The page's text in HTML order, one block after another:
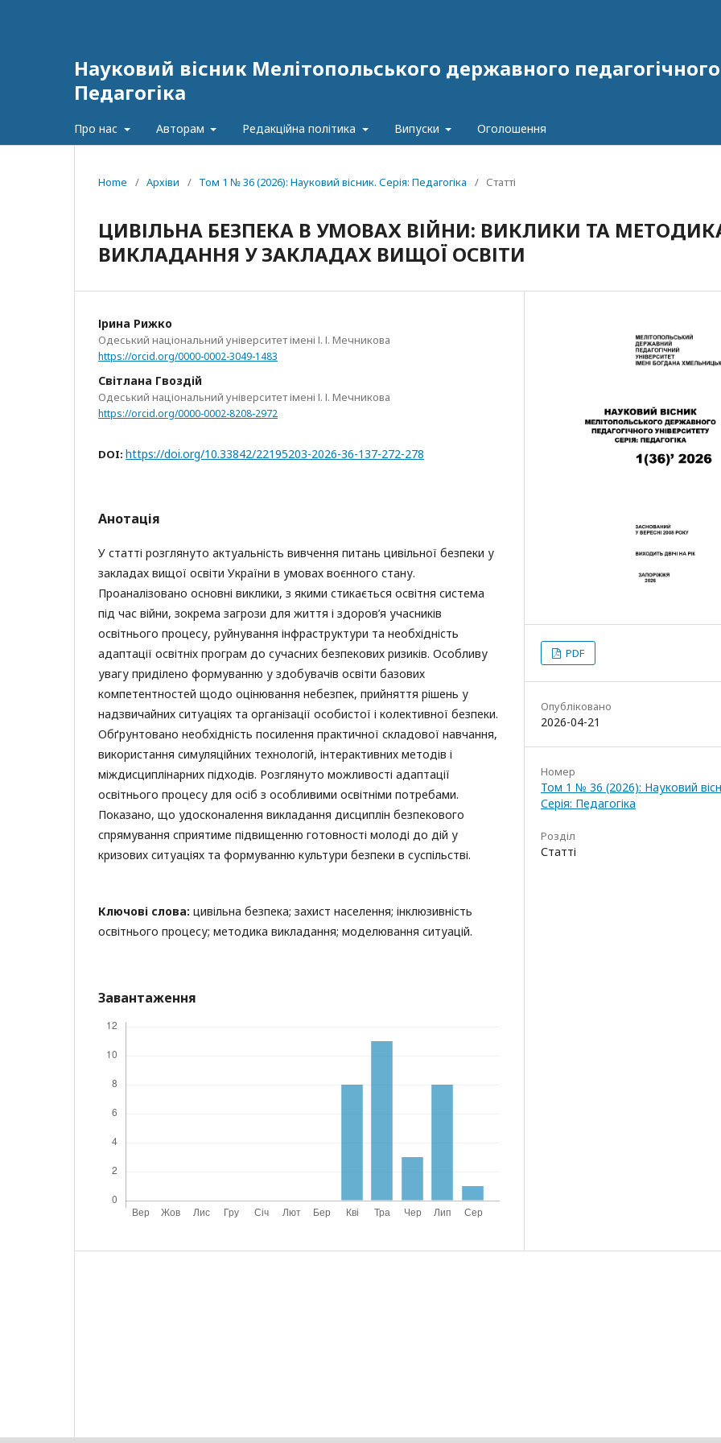
Науковий вісник Мелітопольського державного педагогічного
Педагогіка
Про нас Авторам Редакційна політика Випуски Оголошення
Home / Архіви / Том 1 № 36 (2026): Науковий вісник. Серія: Педагогіка / Статті
ЦИВІЛЬНА БЕЗПЕКА В УМОВАХ ВІЙНИ: ВИКЛИКИ ТА
ВИКЛАДАННЯ У ЗАКЛАДАХ ВИЩОЇ ОСВІТИ
Ірина Рижко
Одеський національний університет імені І. І. Мечникова
https://orcid.org/0000-0002-3049-1483
Світлана Гвоздій
Одеський національний університет імені І. І. Мечникова
https://orcid.org/0000-0002-8208-2972
DOI: https://doi.org/10.33842/22195203-2026-36-137-272-278
Анотація
У статті розглянуто актуальність вивчення питань цивільної безпеки у
закладах вищої освіти України в умовах воєнного стану.
Проаналізовано основні виклики, з якими стикається освітня система
під час війни, зокрема загрози для життя і здоров’я учасників
освітнього процесу, руйнування інфраструктури та необхідність
адаптації освітніх програм до сучасних безпекових ризиків. Особливу
увагу приділено формуванню у здобувачів освіти базових
компетентностей щодо оцінювання небезпек, прийняття рішень у
надзвичайних ситуаціях та організації особистої і колективної безпеки.
Обґрунтовано необхідність посилення практичної складової навчання,
використання симуляційних технологій, інтерактивних методів і
міждисциплінарних підходів. Розглянуто можливості адаптації
освітнього процесу для осіб з особливими освітніми потребами.
Показано, що удосконалення викладання дисциплін безпекового
спрямування сприятиме підвищенню готовності молоді до дій у
кризових ситуаціях та формуванню культури безпеки в суспільстві.
Ключові слова: цивільна безпека; захист населення; інклюзивність
освітнього процесу; методика викладання; моделювання ситуацій.
Завантаження
PDF
Опубліковано
2026-04-21
Номер
Том 1 № 36 (2026): Науковий
Серія: Педагогіка
Розділ
Статті